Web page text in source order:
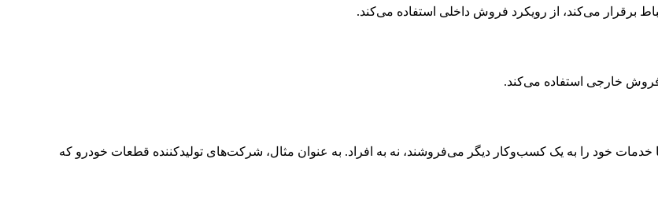
برقرار می‌کند، از رویکرد فروش داخلی استفاده می‌کند.
خارجی استفاده می‌کند.
خود را به یک کسب‌وکار دیگر می‌فروشند، نه به افراد. به عنوان مثال، شرکت‌های تولیدکننده قطعات خودرو که